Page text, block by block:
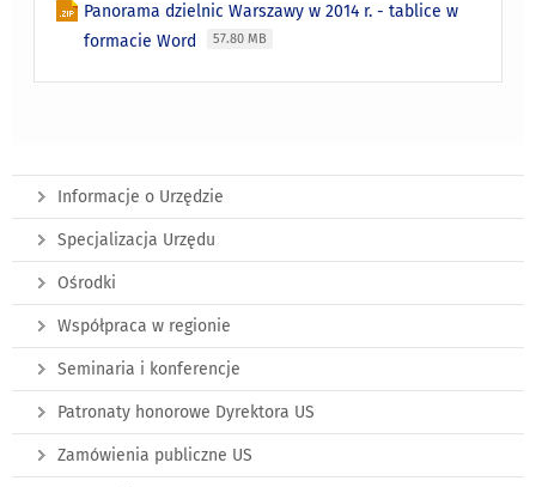
Panorama dzielnic Warszawy w 2014 r. - tablice w
formacie Word
57.80 MB
Informacje o Urzędzie
Specjalizacja Urzędu
Ośrodki
Współpraca w regionie
Seminaria i konferencje
Patronaty honorowe Dyrektora US
Zamówienia publiczne US